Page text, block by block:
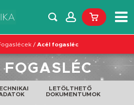
/ Acél fogasléc
FOGASLÉC
LETÖLTHETŐ
DOKUMENTUMOK